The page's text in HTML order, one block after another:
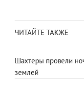
ЧИТАЙТЕ ТАКЖЕ
Шахтеры провели
землей